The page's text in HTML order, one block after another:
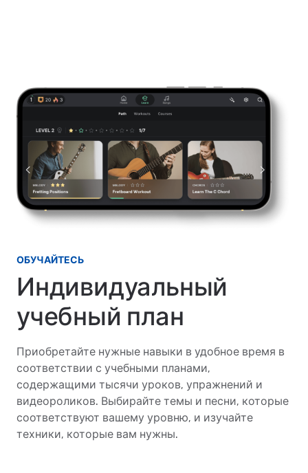
ОБУЧАЙТЕСЬ
Индивидуальный
учебный план
Приобретайте нужные навыки в удобное время в
соответствии с учебными планами,
содержащими тысячи уроков, упражнений и
видеороликов. Выбирайте темы и песни, которые
соответствуют вашему уровню, и изучайте
техники, которые вам нужны.